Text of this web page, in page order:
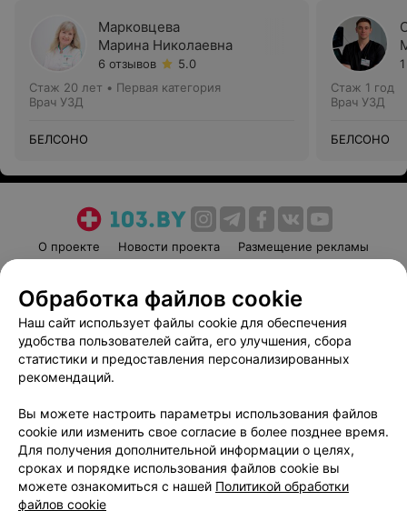
Марковцева
Марина Николаевна
6 отзывов
5.0
Стаж 20 лет • Первая категория
Врач УЗД
БЕЛСОНО
Стаж 1 год
Врач УЗД
БЕЛСОНО
О проекте Новости проекта
Размещение рекламы
Пользовательское соглашение
Способы оплаты
Вакансии
Партнеры
Написать руководителю 103.by
Обработка персональных данных
Обработка файлов cookie
Наш сайт использует файлы cookie для обеспечения
удобства пользователей сайта, его улучшения, сбора
статистики и предоставления персонализированных
рекомендаций.
Вы можете настроить параметры использования файлов
cookie или изменить свое согласие в более позднее время.
Для получения дополнительной информации о целях,
сроках и порядке использования файлов cookie вы
можете ознакомиться с нашей Политикой обработки
файлов cookie